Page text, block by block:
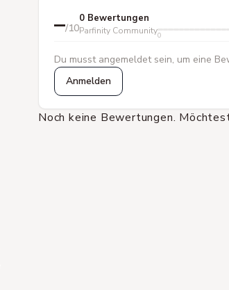
–/10
0 Bewertungen
Parfinity Community0
Du musst angemeldet sein, um eine
Anmelden
Noch keine Bewertungen.